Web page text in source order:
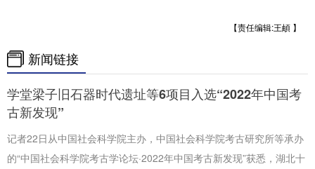
山西
辽宁
浙江 安徽 福建 江西
广东 广西 海南 重庆
【责任编辑:王頔 】
新闻链接
学堂梁子旧石器时代遗址等6项目入选“2022年中国考
古新发现”
记者22日从中国社会科学院主办，中国社会科学院考古研究所等承办
的“中国社会科学院考古学论坛·2022年中国考古新发现”获悉，湖北十